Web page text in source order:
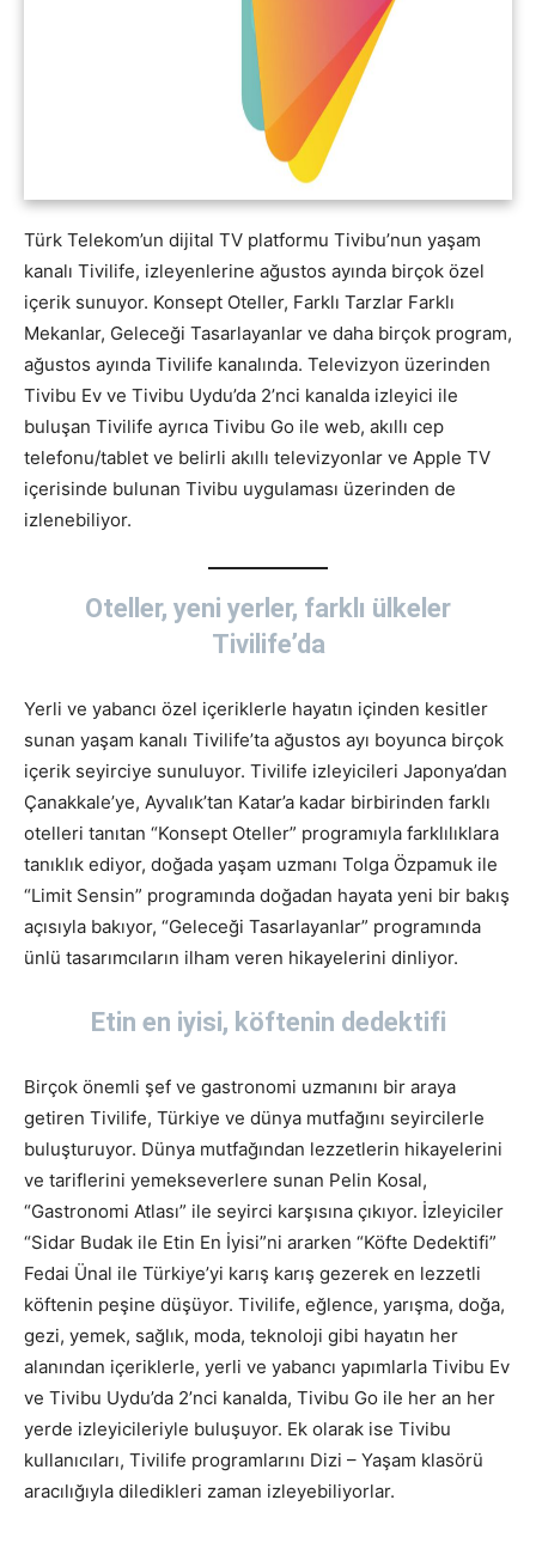
Türk Telekom’un dijital TV platformu Tivibu’nun yaşam
kanalı Tivilife, izleyenlerine ağustos ayında birçok özel
içerik sunuyor. Konsept Oteller, Farklı Tarzlar Farklı
Mekanlar, Geleceği Tasarlayanlar ve daha birçok program,
ağustos ayında Tivilife kanalında. Televizyon üzerinden
Tivibu Ev ve Tivibu Uydu’da 2’nci kanalda izleyici ile
buluşan Tivilife ayrıca Tivibu Go ile web, akıllı cep
telefonu/tablet ve belirli akıllı televizyonlar ve Apple TV
içerisinde bulunan Tivibu uygulaması üzerinden de
izlenebiliyor.
Oteller, yeni yerler, farklı ülkeler
Tivilife’da
Yerli ve yabancı özel içeriklerle hayatın içinden kesitler
sunan yaşam kanalı Tivilife’ta ağustos ayı boyunca birçok
içerik seyirciye sunuluyor. Tivilife izleyicileri Japonya’dan
Çanakkale’ye, Ayvalık’tan Katar’a kadar birbirinden farklı
otelleri tanıtan “Konsept Oteller” programıyla farklılıklara
tanıklık ediyor, doğada yaşam uzmanı Tolga Özpamuk ile
“Limit Sensin” programında doğadan hayata yeni bir bakış
açısıyla bakıyor, “Geleceği Tasarlayanlar” programında
ünlü tasarımcıların ilham veren hikayelerini dinliyor.
Etin en iyisi, köftenin dedektifi
Birçok önemli şef ve gastronomi uzmanını bir araya
getiren Tivilife, Türkiye ve dünya mutfağını seyircilerle
buluşturuyor. Dünya mutfağından lezzetlerin hikayelerini
ve tariflerini yemekseverlere sunan Pelin Kosal,
“Gastronomi Atlası” ile seyirci karşısına çıkıyor. İzleyiciler
“Sidar Budak ile Etin En İyisi”ni ararken “Köfte Dedektifi”
Fedai Ünal ile Türkiye’yi karış karış gezerek en lezzetli
köftenin peşine düşüyor. Tivilife, eğlence, yarışma, doğa,
gezi, yemek, sağlık, moda, teknoloji gibi hayatın her
alanından içeriklerle, yerli ve yabancı yapımlarla Tivibu Ev
ve Tivibu Uydu’da 2’nci kanalda, Tivibu Go ile her an her
yerde izleyicileriyle buluşuyor. Ek olarak ise Tivibu
kullanıcıları, Tivilife programlarını Dizi – Yaşam klasörü
aracılığıyla diledikleri zaman izleyebiliyorlar.